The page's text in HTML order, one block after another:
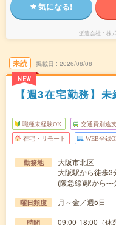
気になる!
派遣会社 株
未読
NEW
掲載日 2026/08/08
【週3在宅勤務】
職種未経験OK 交通費別途
在宅・リモート WEB登録
勤務地
大阪市北区
大阪駅から徒歩3
(阪急線)駅から
曜日頻度 月～金／週5日
時間 09:00-18:00（休